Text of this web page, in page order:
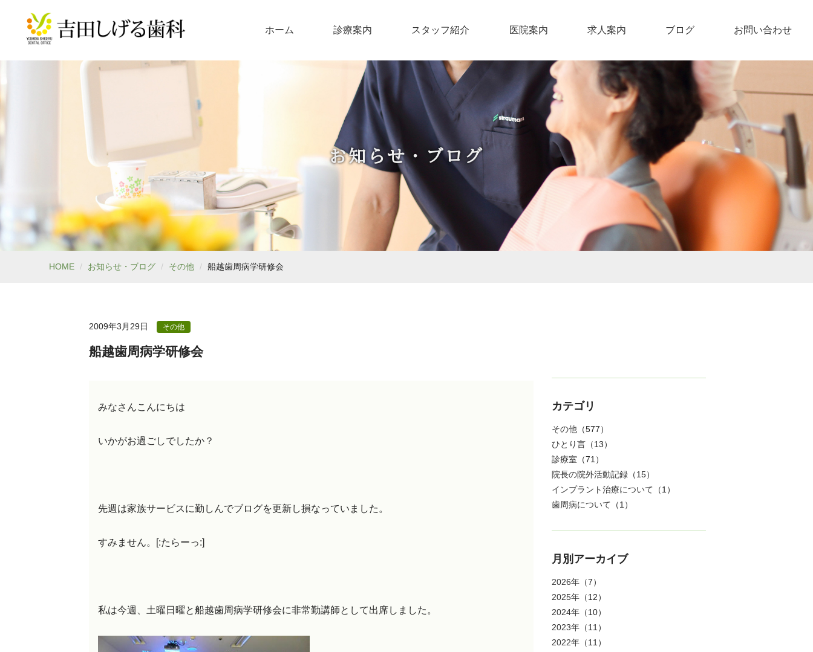
ホーム 診療案内 スタッフ紹介 医院案内 求人案内 ブログ お問い合わせ
お知らせ・ブログ
HOME お知らせ・ブログ その他 船越歯周病学研修会
2009年3月29日 その他
船越歯周病学研修会
みなさんこんにちは
いかがお過ごしでしたか？
先週は家族サービスに勤しんでブログを更新し損なっていました。
すみません。[:たらーっ:]
私は今週、土曜日曜と船越歯周病学研修会に非常勤講師として出席しました。
カテゴリ
その他 （577）
ひとり言 （13）
診療室 （71）
院長の院外活動記録 （15）
インプラント治療について （1）
歯周病について （1）
月別アーカイブ
2026年 （7）
2025年 （12）
2024年 （10）
2023年 （11）
2022年 （11）